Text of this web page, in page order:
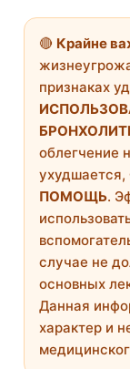
🔴 Крайне
признаках
облегчение
ухудшается,
ПОМОЩЬ.
случае не
основных
Данная
характер и